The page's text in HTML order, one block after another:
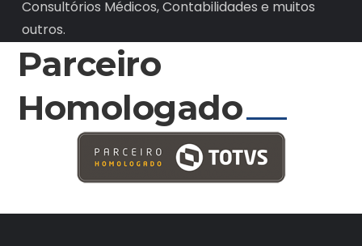
Consultórios Médicos, Contabilidades e muitos
outros.
Parceiro
Homologado